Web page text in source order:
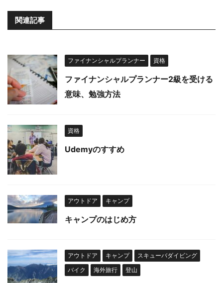
関連記事
ファイナンシャルプランナー 資格
ファイナンシャルプランナー2級を受ける
意味、勉強方法
資格
Udemyのすすめ
アウトドア キャンプ
キャンプのはじめ方
アウトドア キャンプ
スキューバダイビング
バイク
海外旅行 登山